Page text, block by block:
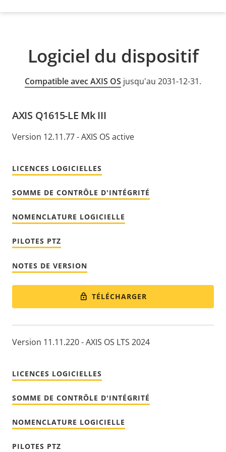
Logiciel du dispositif
Compatible avec AXIS OS jusqu'au 2031-12-31.
AXIS Q1615-LE Mk III
Version 12.11.77 - AXIS OS active
LICENCES LOGICIELLES
SOMME DE CONTRÔLE D'INTÉGRITÉ
NOMENCLATURE LOGICIELLE
PILOTES PTZ
NOTES DE VERSION
TÉLÉCHARGER
Version 11.11.220 - AXIS OS LTS 2024
LICENCES LOGICIELLES
SOMME DE CONTRÔLE D'INTÉGRITÉ
NOMENCLATURE LOGICIELLE
PILOTES PTZ